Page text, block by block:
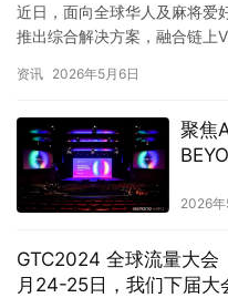
近日，面向全球华人及麻将爱
推出综合解决方案，融合链上
资讯 2026年5月6日
聚焦
2026年
GTC2024 全球流量大
月24-25日，我们下届大